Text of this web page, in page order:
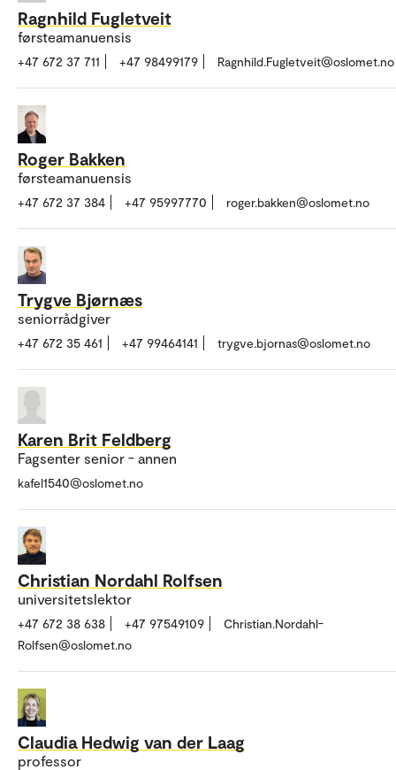
Ragnhild Fugletveit
førsteamanuensis
+47 672 37 711 +47 98499179 Ragnhild.Fugletveit@oslomet.no
Roger Bakken
førsteamanuensis
+47 672 37 384 +47 95997770 roger.bakken@oslomet.no
Trygve Bjørnæs
seniorrådgiver
+47 672 35 461 +47 99464141 trygve.bjornas@oslomet.no
Karen Brit Feldberg
Fagsenter senior - annen
kafel1540@oslomet.no
Christian Nordahl Rolfsen
universitetslektor
+47 672 38 638 +47 97549109
Christian.Nordahl-
Rolfsen@oslomet.no
Claudia Hedwig van der Laag
professor